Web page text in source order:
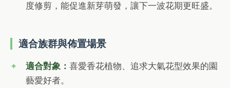
度修剪，能促進新芽萌發，讓下一波花期更旺盛。
適合族群與佈置場景
適合對象：喜愛香花植物、追求大氣花型效果的園
藝愛好者。